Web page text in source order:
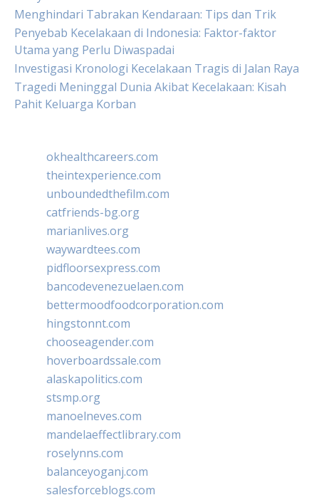
Menghindari Tabrakan Kendaraan: Tips dan Trik
Penyebab Kecelakaan di Indonesia: Faktor-faktor
Utama yang Perlu Diwaspadai
Investigasi Kronologi Kecelakaan Tragis di Jalan Raya
Tragedi Meninggal Dunia Akibat Kecelakaan: Kisah
Pahit Keluarga Korban
okhealthcareers.com
theintexperience.com
unboundedthefilm.com
catfriends-bg.org
marianlives.org
waywardtees.com
pidfloorsexpress.com
bancodevenezuelaen.com
bettermoodfoodcorporation.com
hingstonnt.com
chooseagender.com
hoverboardssale.com
alaskapolitics.com
stsmp.org
manoelneves.com
mandelaeffectlibrary.com
roselynns.com
balanceyoganj.com
salesforceblogs.com